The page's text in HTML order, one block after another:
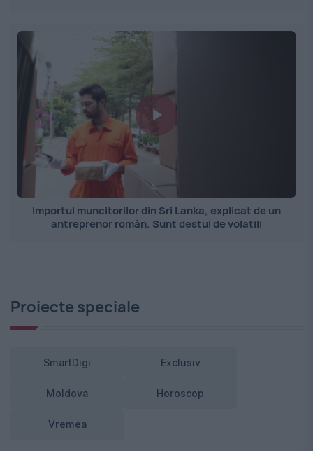
Importul muncitorilor din Sri Lanka, explicat de un
antreprenor român. Sunt destul de volatili
Proiecte speciale
SmartDigi Exclusiv
Moldova Horoscop
Vremea